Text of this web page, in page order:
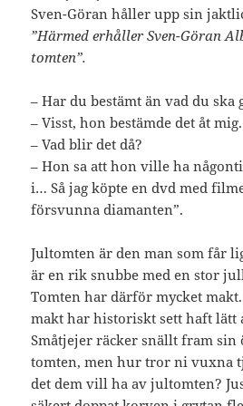
Sven-Göran håller upp sin
”Härmed erhåller Sven-Göran
tomten”.
– Har du bestämt än vad du
– Visst, hon bestämde det åt mig.
– Vad blir det då?
– Hon sa att hon ville ha
i… Så jag köpte en dvd med
försvunna diamanten”.
Jultomten är den man som får
är en rik snubbe med en stor
Tomten har därför mycket
makt har historiskt sett haft lätt
Småtjejer räcker snällt fram
tomten, men hur tror ni vuxna
det dem vill ha av jultomten?